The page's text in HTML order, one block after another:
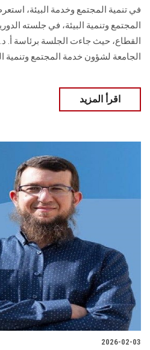
في تنمية المجتمع وخدمة البيئة،
المجتمع وتنمية البيئة، في جلسته
القطاع، حيث جاءت الجلسة برئاسة أ.
الجامعة لشؤون خدمة المجتمع وتنمية
اقرأ المزيد
2026-02-03